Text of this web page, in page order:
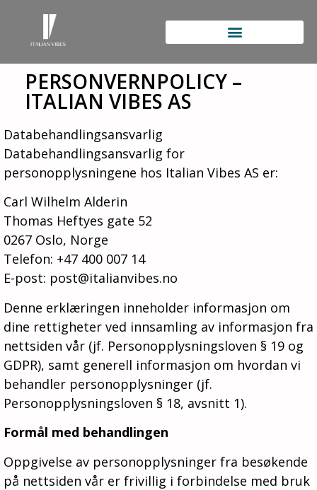
PERSONVERNPOLICY –
ITALIAN VIBES AS
Databehandlingsansvarlig
Databehandlingsansvarlig for
personopplysningene hos Italian Vibes AS er:
Carl Wilhelm Alderin
Thomas Heftyes gate 52
0267 Oslo, Norge
Telefon: +47 400 007 14
E-post: post@italianvibes.no
Denne erklæringen inneholder informasjon om
dine rettigheter ved innsamling av informasjon fra
nettsiden vår (jf. Personopplysningsloven § 19 og
GDPR), samt generell informasjon om hvordan vi
behandler personopplysninger (jf.
Personopplysningsloven § 18, avsnitt 1).
Formål med behandlingen
Oppgivelse av personopplysninger fra besøkende
på nettsiden vår er frivillig i forbindelse med bruk